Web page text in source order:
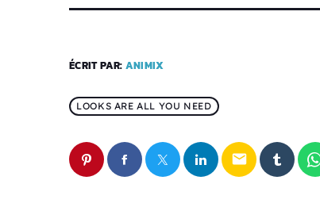
ÉCRIT PAR: ANIMIX
LOOKS ARE ALL YOU NEED
email